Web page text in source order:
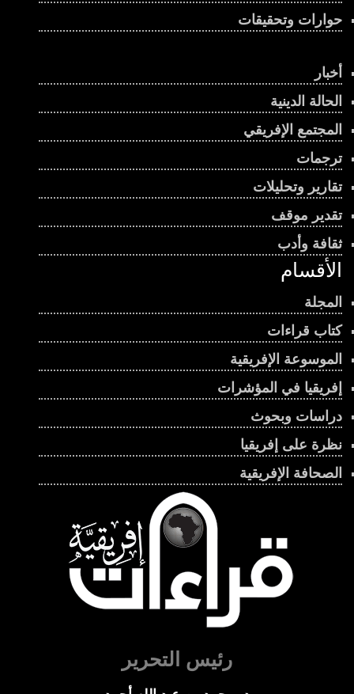
حوارات وتحقيقات
أخبار
الحالة الدينية
المجتمع الإفريقي
ترجمات
تقارير وتحليلات
تقدير موقف
ثقافة وأدب
الأقسام
المجلة
كتاب قراءات
الموسوعة الإفريقية
إفريقيا في المؤشرات
دراسات وبحوث
نظرة على إفريقيا
الصحافة الإفريقية
رئيس التحرير